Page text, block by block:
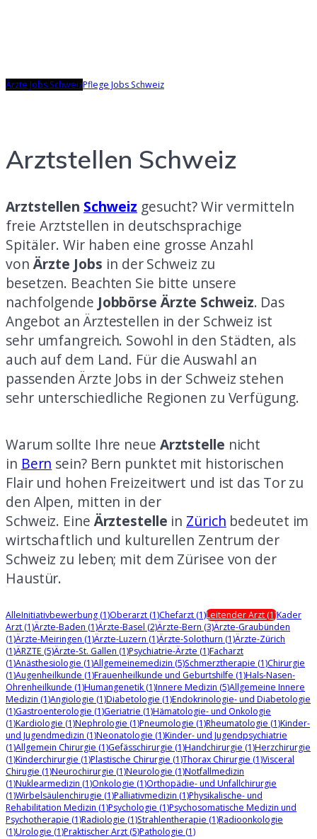
Ärzte Jobs SchweizPflege Jobs Schweiz
Arztstellen Schweiz
Arztstellen Schweiz gesucht? Wir vermitteln
freie Arztstellen in deutschsprachige
Spitäler. Wir haben eine grosse Anzahl
vonÄrzte Jobs in der Schweiz zu
besetzen. Beachten Sie bitte unsere
nachfolgende Jobbörse Ärzte Schweiz. Das
Angebot an Ärztestellen in der Schweiz ist
sehr umfangreich. Sowohl in den Städten, als
auch auf dem Land. Für die Auswahl an
passenden Ärzte Jobs in der Schweiz stehen
sehr unterschiedliche Regionen zu Verfügung.
Warum sollte Ihre neue Arztstelle nicht
in Bern sein? Bern punktet mit historischen
Flair und hohen Freizeitwert und ist das Tor zu
den Alpen, mitten in der
Schweiz. EineÄrztestelle in Zürich bedeutet im
wirtschaftlich und kulturellen Zentrum der
Schweiz zu leben; mit dem Zürisee von der
Haustür.
AlleInitiativbewerbung (1)Oberarzt (1)Chefarzt (1)Leitender Arzt (1)Kader
Arzt (1)Ärzte-Baden (1)Ärzte-Basel (2)Ärzte-Bern (3)Ärzte-Graubünden
(1)Ärzte-Meiringen (1)Ärzte-Luzern (1)Ärzte-Solothurn (1)Ärzte-Zürich
(1)ÄRZTE (5)Ärzte-St. Gallen (1)Psychiatrie-Ärzte (1)Facharzt
(1)Anästhesiologie (1)Allgemeinemedizin (5)Schmerztherapie (1)Chirurgie
(1)Augenheilkunde (1)Frauenheilkunde und Geburtshilfe (1)Hals-Nasen-
Ohrenheilkunde (1)Humangenetik (1)Innere Medizin (5)Allgemeine Innere
Medizin (1)Angiologie (1)Diabetologie (1)Endokrinologie- und Diabetologie
(1)Gastroenterologie (1)Geriatrie (1)Hämatologie- und Onkologie
(1)Kardiologie (1)Nephrologie (1)Pneumologie (1)Rheumatologie (1)Kinder-
und Jugendmedizin (1)Neonatologie (1)Kinder- und Jugendpsychiatrie
(1)Allgemein Chirurgie (1)Gefässchirurgie (1)Handchirurgie (1)Herzchirurgie
(1)Kinderchirurgie (1)Plastische Chirurgie (1)Thorax Chirurgie (1)Visceral
Chirugie (1)Neurochirurgie (1)Neurologie (1)Notfallmedizin
(1)Nuklearmedizin (1)Onkologie (1)Orthopädie- und Unfallchirurgie
(1)Wirbelsäulenchirugie (1)Palliativmedizin (1)Physikalische- und
Rehabilitation Medizin (1)Psychologie (1)Psychosomatische Medizin und
Psychotherapie (1)Radiologie (1)Strahlentherapie (1)Radioonkologie
(1)Urologie (1)Praktischer Arzt (5)Pathologie (1)